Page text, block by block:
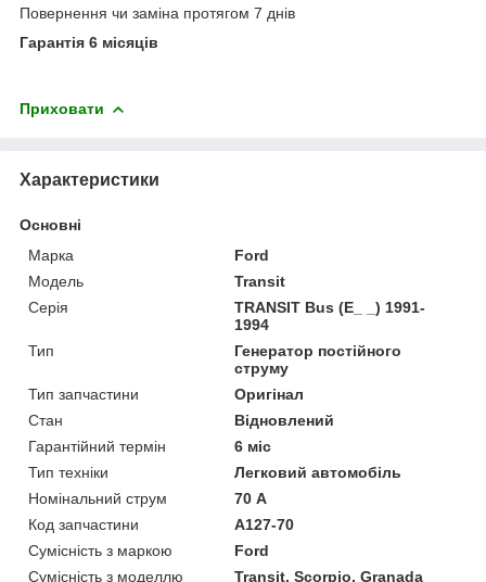
Повернення чи заміна протягом 7 днів
Гарантія 6 місяців
Приховати
Характеристики
Основні
Марка
Ford
Модель
Transit
Серія
TRANSIT Bus (E_ _) 1991-
1994
Тип
Генератор постійного
струму
Тип запчастини
Оригінал
Стан
Відновлений
Гарантійний термін
6 міс
Тип техніки
Легковий автомобіль
Номінальний струм
70 А
Код запчастини
A127-70
Сумісність з маркою
Ford
Сумісність з моделлю
Transit, Scorpio, Granada